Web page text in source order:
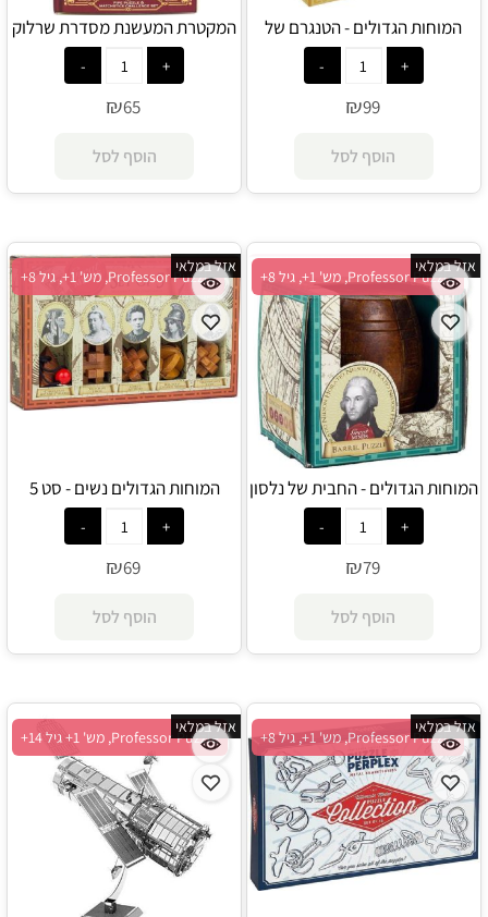
המוחות הגדולים - הטנגרם של
ארכימדס - Professor Puzzle
₪99
הוסף לסל
המקטרת המעשנת מסדרת שרלוק
- Professor Puzzle
₪65
הוסף לסל
Professor Puzzle, מש' 1+, גיל 8+
אזל במלאי
המוחות הגדולים - החבית של נלסון
- Professor Puzzle
₪79
הוסף לסל
Professor Puzzle, מש' 1+, גיל 8+
אזל במלאי
המוחות הגדולים נשים - סט 5
פאזלים קטנים - Professor
Puzzle
₪69
הוסף לסל
Professor Puzzle, מש' 1+, גיל 8+
אזל במלאי
Professor Puzzle, מש' 1+ גיל 14+
אזל במלאי